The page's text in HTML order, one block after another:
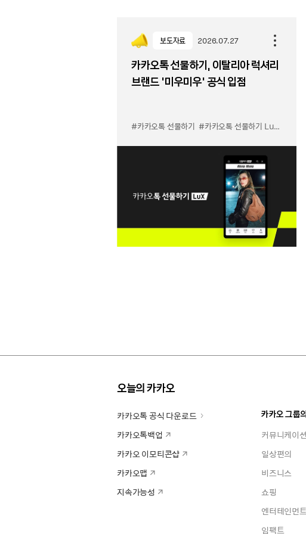
보도자료 2026.07.27
카카오톡 선물하기, 이탈리아 럭셔리
브랜드 '미우미우' 공식 입점
#카카오톡 선물하기 #카카오톡 선물하기 LuX 미우미우 입점
오늘의 카카오
카카오톡 공식 다운로드
카카오톡백업
카카오 이모티콘샵
카카오맵
지속가능성
카카오 그룹
커뮤니케이션
일상편의
비즈니스
쇼핑
엔터테인먼
임팩트